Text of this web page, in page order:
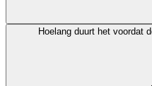
Hoelang duurt het voordat